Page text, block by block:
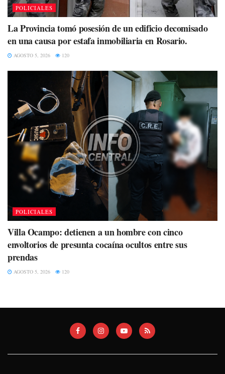
POLICIALES
La Provincia tomó posesión de un edificio decomisado
en una causa por estafa inmobiliaria en Rosario.
AGOSTO 5, 2026 120
POLICIALES
Villa Ocampo: detienen a un hombre con cinco
envoltorios de presunta cocaína ocultos entre sus
prendas
AGOSTO 5, 2026 120